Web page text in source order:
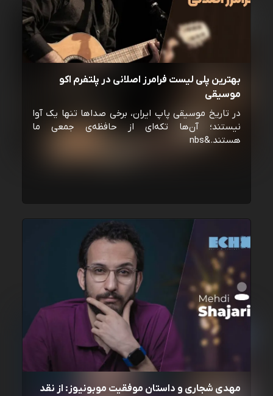
بهترین پلی لیست فرامرز اصلانی در پلتفرم اکو
موسیقی
در تاریخ موسیقی پاپ ایران، برخی صداها تنها یک آوا
نیستند؛ آن‌ها تکه‌ای از حافظه‌ی جمعی ما
هستند.&nbs
مهدی شجاری و داستان موفقیت موبونیوز: از نقد